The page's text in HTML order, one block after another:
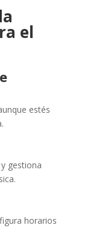
el
estés
gestiona
horarios